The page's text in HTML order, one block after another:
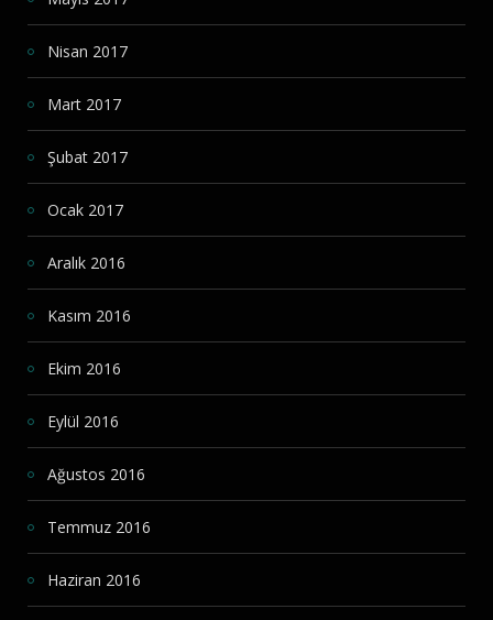
Nisan 2017
Mart 2017
Şubat 2017
Ocak 2017
Aralık 2016
Kasım 2016
Ekim 2016
Eylül 2016
Ağustos 2016
Temmuz 2016
Haziran 2016